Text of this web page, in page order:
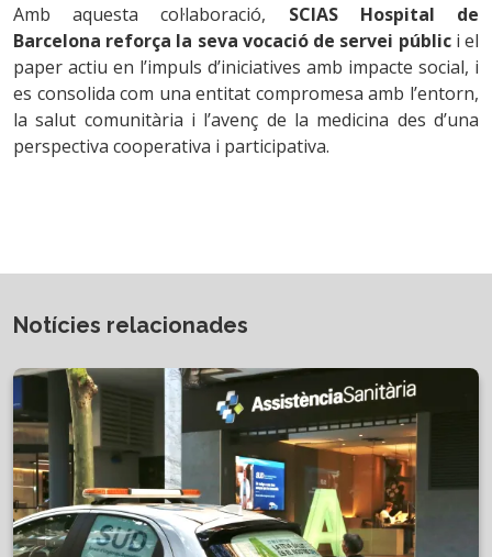
Amb aquesta col·laboració, SCIAS Hospital de
Barcelona reforça la seva vocació de servei públici el
paper actiu en l’impuls d’iniciatives amb impacte social, i
es consolida com una entitat compromesa amb l’entorn,
la salut comunitària i l’avenç de la medicina des d’una
perspectiva cooperativa i participativa.
Notícies relacionades